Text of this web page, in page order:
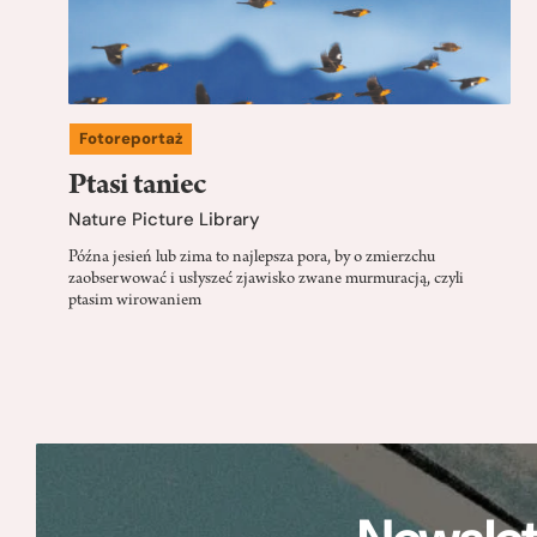
Fotoreportaż
Ptasi taniec
Nature Picture Library
Późna jesień lub zima to najlepsza pora, by o zmierzchu
zaobserwować i usłyszeć zjawisko zwane murmuracją, czyli
ptasim wirowaniem